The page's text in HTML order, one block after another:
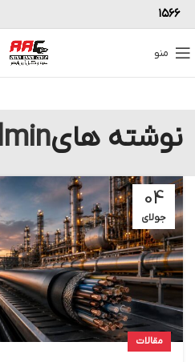
۱۵۶۶
منو
نوشته های
04
جولای
مقالات